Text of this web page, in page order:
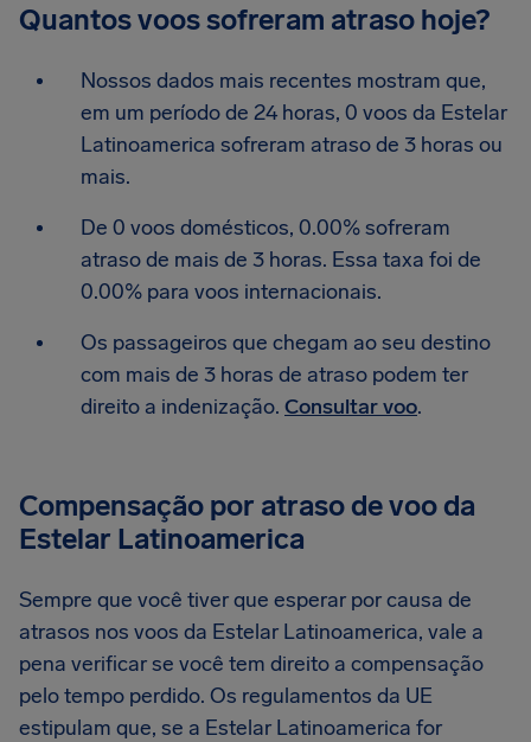
Quantos voos sofreram atraso hoje?
Nossos dados mais recentes mostram que,
em um período de 24 horas, 0 voos da Estelar
Latinoamerica sofreram atraso de 3 horas ou
mais.
De 0 voos domésticos, 0.00% sofreram
atraso de mais de 3 horas. Essa taxa foi de
0.00% para voos internacionais.
Os passageiros que chegam ao seu destino
com mais de 3 horas de atraso podem ter
direito a indenização. Consultar voo.
Compensação por atraso de voo da
Estelar Latinoamerica
Sempre que você tiver que esperar por causa de
atrasos nos voos da Estelar Latinoamerica, vale a
pena verificar se você tem direito a compensação
pelo tempo perdido. Os regulamentos da UE
estipulam que, se a Estelar Latinoamerica for